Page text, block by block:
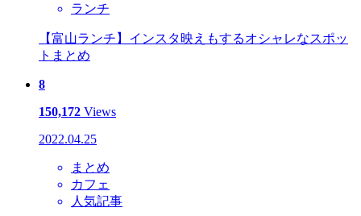
ランチ
【富山ランチ】インスタ映えもするオシャレなスポッ
トまとめ
8
150,172 Views
2022.04.25
まとめ
カフェ
人気記事